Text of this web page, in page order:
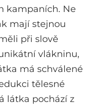
kampaních. Ne
mají stejnou
při slově
vlákninu,
má schválené
tělesné
látka pochází z